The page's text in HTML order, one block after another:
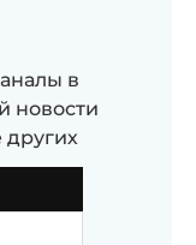
в
новости